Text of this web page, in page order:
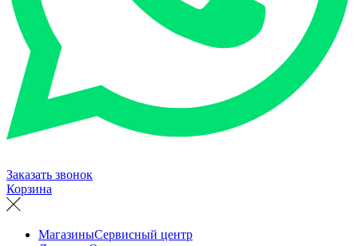
Заказать звонок
Корзина
МагазиныСервисный центр